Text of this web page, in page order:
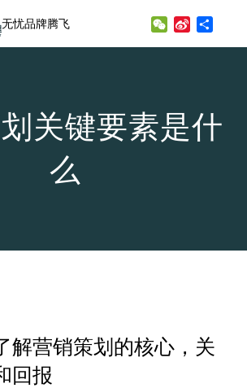
无忧品牌腾飞 WeChat
Sina
关键要素是什
么
解营销策划的核心，关
回报